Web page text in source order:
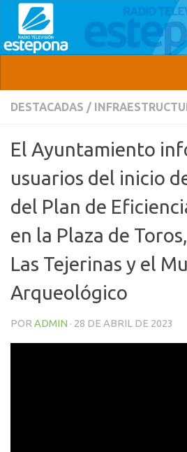
DESTACADAS /
El Ayuntamiento
usuarios del inicio
del Plan de
en la Plaza de
Las Tejerinas y el
Arqueológico
POR ADMIN · 28 DE ABRIL DE 2023